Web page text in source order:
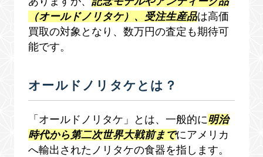
（オールドノリタケ）、受注生産品は高価
買取の対象となり、数万円の査定も期待可
能です。
オールドノリタケとは？
「オールドノリタケ」とは、一般的に明治
時代から第二次世界大戦前までにアメリカ
へ輸出されたノリタケの食器を指します。